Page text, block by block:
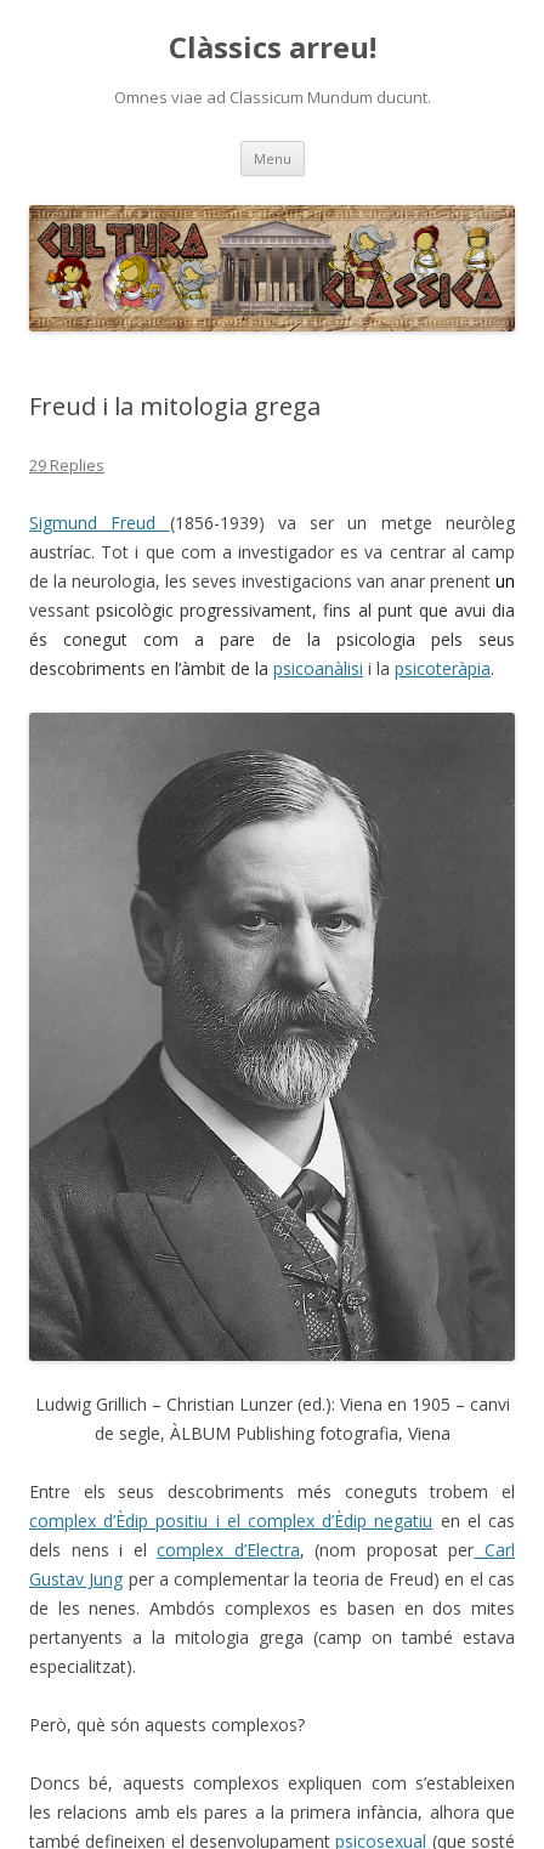
Clàssics arreu!
Omnes viae ad Classicum Mundum ducunt.
Menu Skip
content
Freud i la mitologia grega
29 Replies
Sigmund Freud (1856-1939) va ser un metge neuròleg
austríac. Tot i que com a investigador es va centrar al camp
de la neurologia, les seves investigacions van anar prenent un
vessant psicològic progressivament, fins al punt que avui dia
és conegut com a pare de la psicologia pels seus
descobriments en l’àmbit de la psicoanàlisi i la psicoteràpia.
Ludwig Grillich – Christian Lunzer (ed.): Viena en 1905 – canvi
de segle, ÀLBUM Publishing fotografia, Viena
Entre els seus descobriments més coneguts trobem el
complex d’Èdip positiu i el complex d’Èdip negatiu en el cas
dels nens i elcomplex d’Electra, (nom proposat per Carl
Gustav Jung per a complementar la teoria de Freud) en el cas
de les nenes. Ambdós complexos es basen en dos mites
pertanyents a la mitologia grega (camp on també estava
especialitzat).
Però, què són aquests complexos?
Doncs bé, aquests complexos expliquen com s’estableixen
les relacions amb els pares a la primera infància, alhora que
també defineixen el desenvolupamentpsicosexual (que sosté